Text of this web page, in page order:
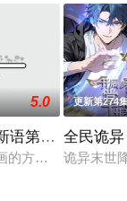
大陆上的武者和
5.0
语第一季
的方式演绎《世说
更新第274
全民诡
诡异末世